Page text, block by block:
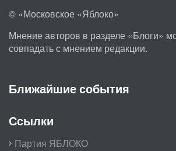
© «Московское «Яблоко»
Мнение авторов в разделе «Блоги»
совпадать с мнением редакции.
Ближайшие события
Ссылки
Партия ЯБЛОКО